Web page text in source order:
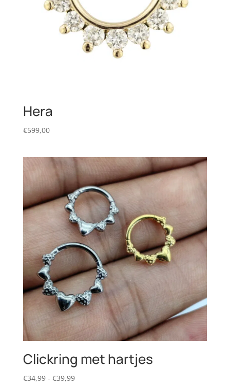
Hera
€599,00
Clickring met hartjes
€34,99 - €39,99Prijsklasse: